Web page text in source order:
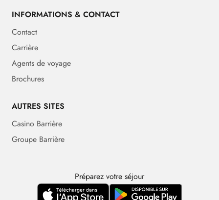
INFORMATIONS & CONTACT
Contact
Carrière
Agents de voyage
Brochures
AUTRES SITES
Casino Barrière
Groupe Barrière
Préparez votre séjour